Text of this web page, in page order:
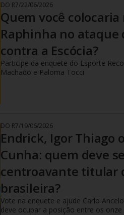
DO R7/22/06/2026
Quem você
Raphinha no ataque
contra a Escócia?
Participe da enquete do Esporte
Machado e Paloma Tocci
DO R7/19/06/2026
Endrick, Igor Thiago
Cunha: quem deve
centroavante titular
brasileira?
Vote na enquete e ajude Carlo
deve ocupar a posição entre os onze